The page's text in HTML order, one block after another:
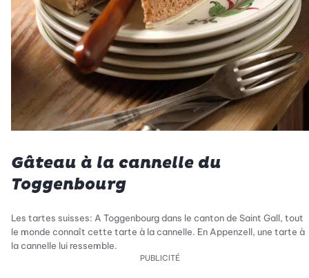
Gâteau à la cannelle du
Toggenbourg
Les tartes suisses: A Toggenbourg dans le canton de Saint Gall, tout
le monde connaît cette tarte à la cannelle. En Appenzell, une tarte à
la cannelle lui ressemble.
PUBLICITÉ